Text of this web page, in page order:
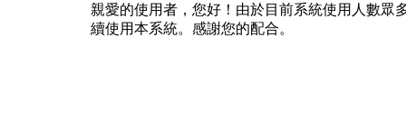
親愛的使用者，您好！由於目前系統使用人數眾
續使用本系統。感謝您的配合。